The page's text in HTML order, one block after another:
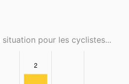
situation pour les cyclistes...